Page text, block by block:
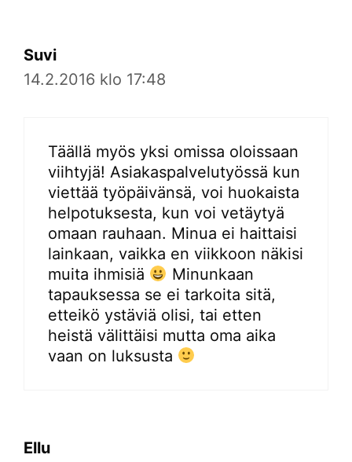
Suvi
14.2.2016 klo 17:48
Täällä myös yksi omissa oloissaan
viihtyjä! Asiakaspalvelutyössä kun
viettää työpäivänsä, voi huokaista
helpotuksesta, kun voi vetäytyä
omaan rauhaan. Minua ei haittaisi
lainkaan, vaikka en viikkoon näkisi
muita ihmisiä
Minunkaan
tapauksessa se ei tarkoita sitä,
etteikö ystäviä olisi, tai etten
heistä välittäisi mutta oma aika
vaan on luksusta
Ellu